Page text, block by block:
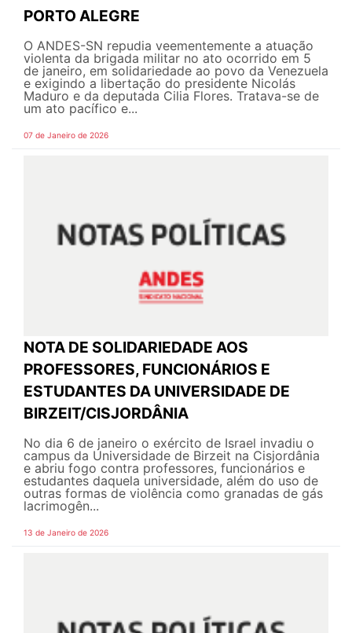
PORTO ALEGRE
O ANDES-SN repudia veementemente a atuação
violenta da brigada militar no ato ocorrido em 5
de janeiro, em solidariedade ao povo da Venezuela
e exigindo a libertação do presidente Nicolás
Maduro e da deputada Cilia Flores. Tratava-se de
um ato pacífico e...
07 de Janeiro de 2026
NOTA DE SOLIDARIEDADE AOS
PROFESSORES, FUNCIONÁRIOS E
ESTUDANTES DA UNIVERSIDADE DE
BIRZEIT/CISJORDÂNIA
No dia 6 de janeiro o exército de Israel invadiu o
campus da Universidade de Birzeit na Cisjordânia
e abriu fogo contra professores, funcionários e
estudantes daquela universidade, além do uso de
outras formas de violência como granadas de gás
lacrimogên...
13 de Janeiro de 2026